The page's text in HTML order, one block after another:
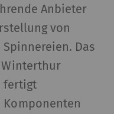
Anbieter
von
Das
fertigt
Komponenten
auf